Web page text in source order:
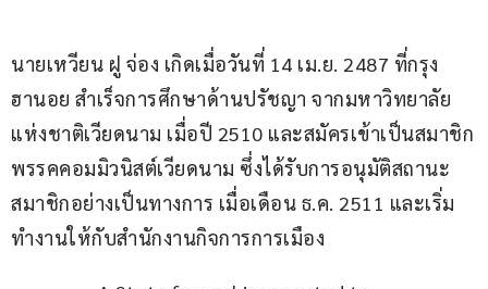
นายเหวียน ฝู จ่อง เกิดเมื่อวันที่ 14 เม.ย. 2487 ที่กรุง
ฮานอย สำเร็จการศึกษาด้านปรัชญา จากมหาวิทยาลัย
แห่งชาติเวียดนาม เมื่อปี 2510 และสมัครเข้าเป็นสมาชิก
พรรคคอมมิวนิสต์เวียดนาม ซึ่งได้รับการอนุมัติสถานะ
สมาชิกอย่างเป็นทางการ เมื่อเดือน ธ.ค. 2511 และเริ่ม
ทำงานให้กับสำนักงานกิจการการเมือง